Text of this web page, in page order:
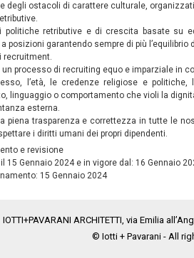
degli ostacoli di carattere culturale,
politiche retributive e di crescita basate su
posizioni garantendo sempre di più
recruitment.
processo di recruiting equo e imparziale in
l’età, le credenze religiose e
linguaggio o comportamento che violi la
esterna.
piena trasparenza e correttezza in tutte le
i diritti umani dei propri dipendenti.
e revisione
15 Gennaio 2024 e in vigore dal: 16 Gennaio
15 Gennaio 2024
IOTTI+PAVARANI ARCHITETTI, via Emilia
© Iotti + Pavarani - All